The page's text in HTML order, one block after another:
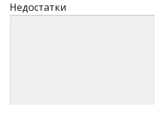
Недостатки